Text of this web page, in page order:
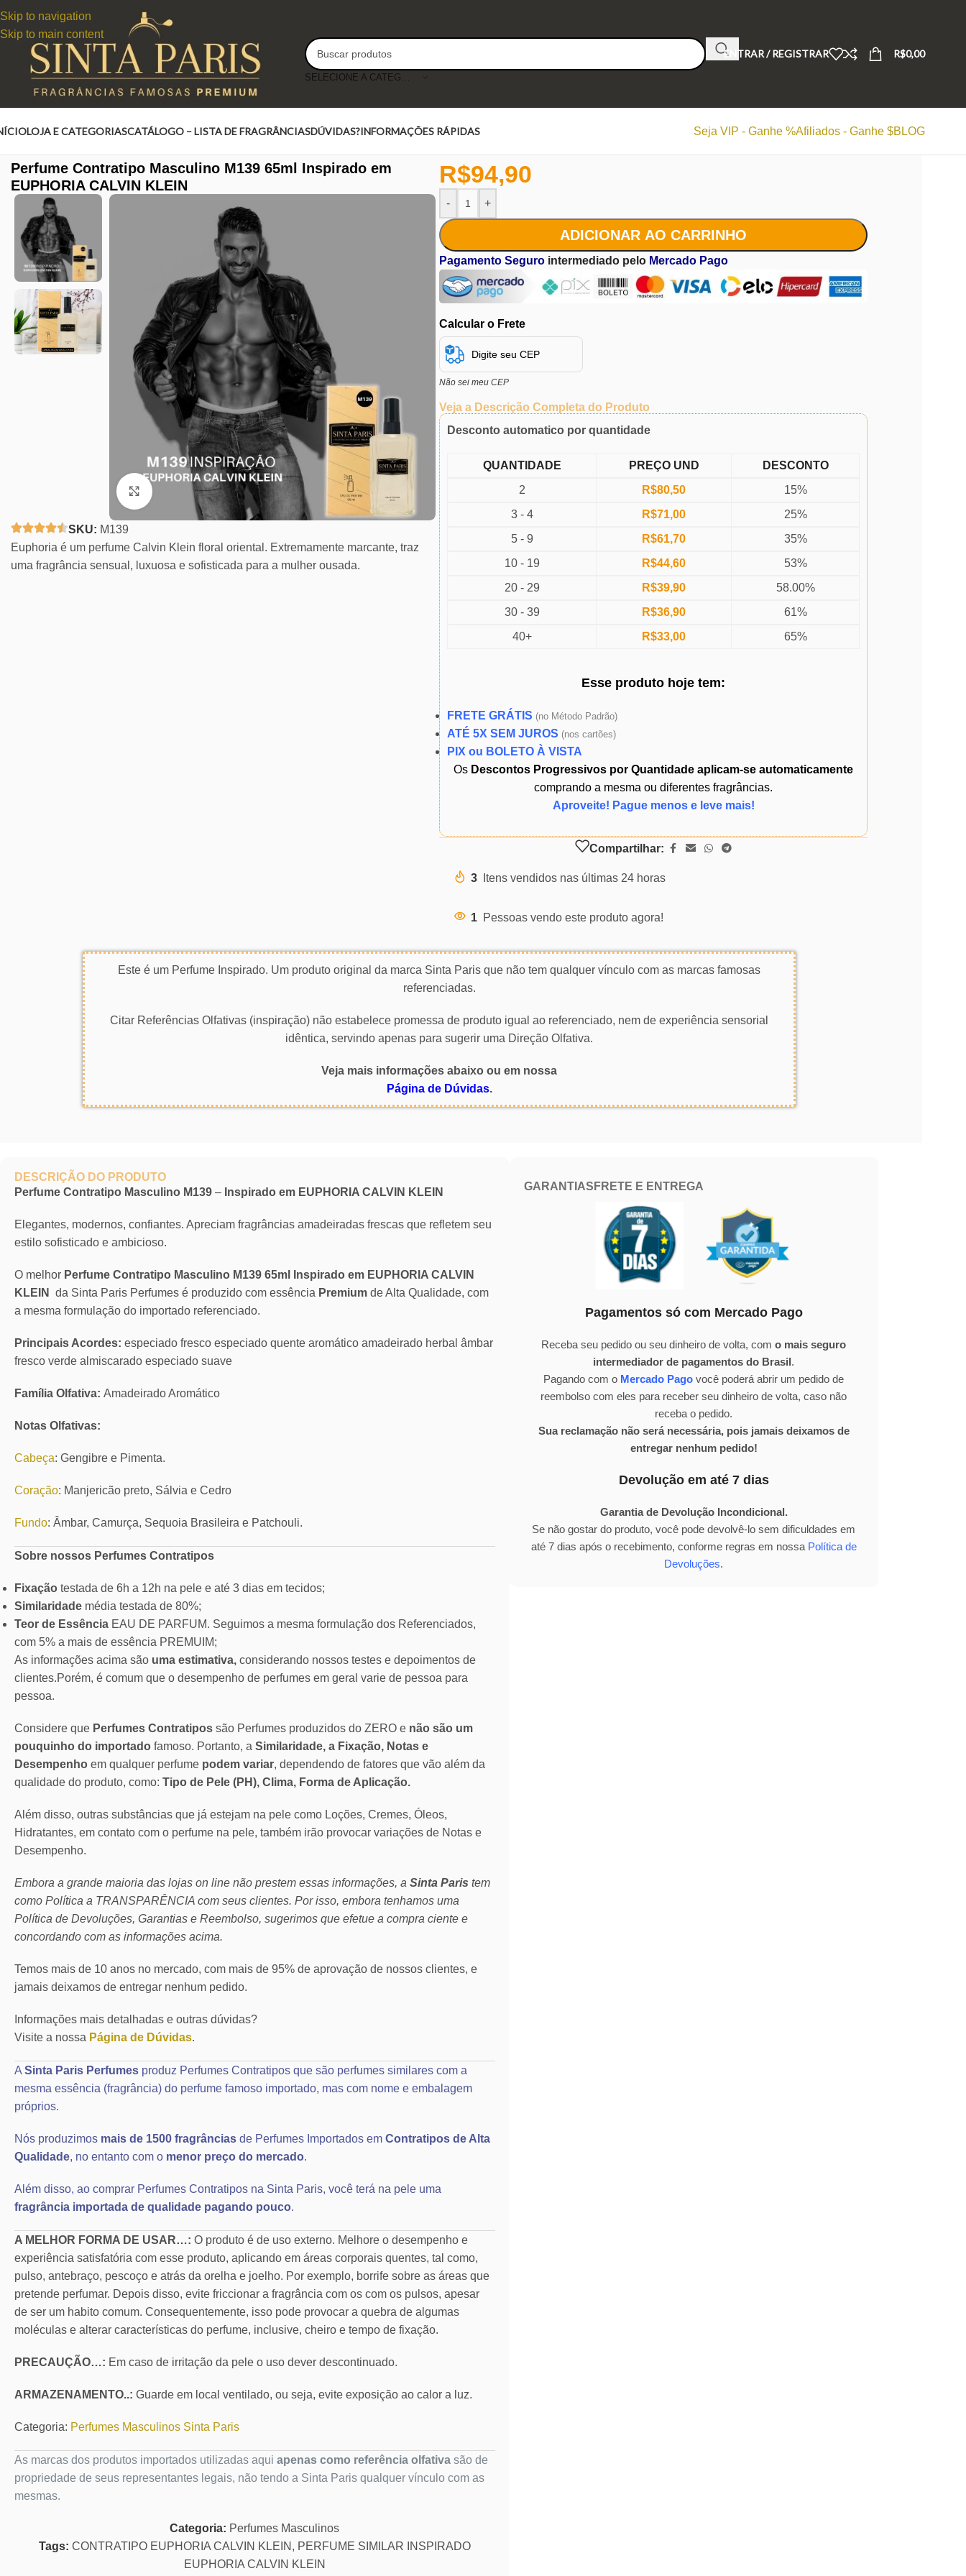
Skip to navigation
Skip to main content
SELECIONE A CATEGORIA
ENTRAR / REGISTRAR R$0,00
LOJA E CATEGORIASCATÁLOGO – LISTA DE FRAGRÂNCIASDÚVIDAS?INFORMAÇÕES RÁPIDAS Seja VIP - Ganhe %Afiliados - Ganhe $BLOG
Perfume Contratipo Masculino M139 65ml Inspirado em
EUPHORIA CALVIN KLEIN
Clique para ampliar
SKU: M139
Euphoria é um perfume Calvin Klein floral oriental. Extremamente marcante, traz
uma fragrância sensual, luxuosa e sofisticada para a mulher ousada.
R$94,90
- +
ADICIONAR AO CARRINHO
Pagamento Seguro intermediado pelo Mercado Pago
Calcular o Frete
Não sei meu CEP
Veja a Descrição Completa do Produto
Desconto automatico por quantidade
QUANTIDADE PREÇO UND
DESCONTO
2
R$80,50
15%
3 - 4
R$71,00
25%
5 - 9
R$61,70
35%
10 - 19
R$44,60
53%
20 - 29
R$39,90
58.00%
30 - 39
R$36,90
61%
40+
R$33,00 65%
Esse produto hoje tem:
FRETE GRÁTIS (no Método Padrão)
ATÉ 5X SEM JUROS (nos cartões)
PIX ou BOLETO À VISTA
Os Descontos Progressivos por Quantidade aplicam-se automaticamente
comprando a mesma ou diferentes fragrâncias.
Aproveite! Pague menos e leve mais!
Compartilhar:
3 Itens vendidos nas últimas 24 horas
1 Pessoas vendo este produto agora!
Este é um Perfume Inspirado. Um produto original da marca Sinta Paris que não tem qualquer vínculo com as marcas famosas
referenciadas.
Citar Referências Olfativas (inspiração) não estabelece promessa de produto igual ao referenciado, nem de experiência sensorial
idêntica, servindo apenas para sugerir uma Direção Olfativa.
Veja mais informações abaixo ou em nossa
Página de Dúvidas.
DESCRIÇÃO DO PRODUTO
Perfume Contratipo Masculino M139 – Inspirado em EUPHORIA CALVIN KLEIN
Elegantes, modernos, confiantes. Apreciam fragrâncias amadeiradas frescas que refletem seu
estilo sofisticado e ambicioso.
O melhor Perfume Contratipo Masculino M139 65ml Inspirado em EUPHORIA CALVIN
KLEIN
da Sinta Paris Perfumes é produzido com essência Premium de Alta Qualidade, com
a mesma formulação do importado referenciado.
Principais Acordes: especiado fresco especiado quente aromático amadeirado herbal âmbar
fresco verde almiscarado especiado suave
Família Olfativa: Amadeirado Aromático
Notas Olfativas:
Cabeça: Gengibre e Pimenta.
Coração: Manjericão preto, Sálvia e Cedro
Fundo: Âmbar, Camurça, Sequoia Brasileira e Patchouli.
Sobre nossos Perfumes Contratipos
Fixação testada de 6h a 12h na pele e até 3 dias em tecidos;
Similaridade média testada de 80%;
Teor de Essência EAU DE PARFUM. Seguimos a mesma formulação dos Referenciados,
com 5% a mais de essência PREMUIM;
As informações acima são uma estimativa, considerando nossos testes e depoimentos de
clientes.Porém, é comum que o desempenho de perfumes em geral varie de pessoa para
pessoa.
Considere que Perfumes Contratipos são Perfumes produzidos do ZERO e não são um
pouquinho do importado famoso. Portanto, a Similaridade, a Fixação, Notas e
Desempenho em qualquer perfume podem variar, dependendo de fatores que vão além da
qualidade do produto, como: Tipo de Pele (PH), Clima, Forma de Aplicação.
Além disso, outras substâncias que já estejam na pele como Loções, Cremes, Óleos,
Hidratantes, em contato com o perfume na pele, também irão provocar variações de Notas e
Desempenho.
Embora a grande maioria das lojas on line não prestem essas informações, a Sinta Paris tem
como Política a TRANSPARÊNCIA com seus clientes. Por isso, embora tenhamos uma
Política de Devoluções, Garantias e Reembolso, sugerimos que efetue a compra ciente e
concordando com as informações acima.
Temos mais de 10 anos no mercado, com mais de 95% de aprovação de nossos clientes, e
jamais deixamos de entregar nenhum pedido.
Informações mais detalhadas e outras dúvidas?
Visite a nossa Página de Dúvidas.
A Sinta Paris Perfumes produz Perfumes Contratipos que são perfumes similares com a
mesma essência (fragrância) do perfume famoso importado, mas com nome e embalagem
próprios.
Nós produzimos mais de 1500 fragrâncias de Perfumes Importados em Contratipos de Alta
Qualidade, no entanto com o menor preço do mercado.
Além disso, ao comprar Perfumes Contratipos na Sinta Paris, você terá na pele uma
fragrância importada de qualidade pagando pouco.
A MELHOR FORMA DE USAR…: O produto é de uso externo. Melhore o desempenho e
experiência satisfatória com esse produto, aplicando em áreas corporais quentes, tal como,
pulso, antebraço, pescoço e atrás da orelha e joelho. Por exemplo, borrife sobre as áreas que
pretende perfumar. Depois disso, evite friccionar a fragrância com os com os pulsos, apesar
de ser um habito comum. Consequentemente, isso pode provocar a quebra de algumas
moléculas e alterar características do perfume, inclusive, cheiro e tempo de fixação.
PRECAUÇÃO…: Em caso de irritação da pele o uso dever descontinuado.
ARMAZENAMENTO..: Guarde em local ventilado, ou seja, evite exposição ao calor a luz.
Categoria: Perfumes Masculinos Sinta Paris
As marcas dos produtos importados utilizadas aqui apenas como referência olfativa são de
propriedade de seus representantes legais, não tendo a Sinta Paris qualquer vínculo com as
mesmas.
Categoria: Perfumes Masculinos
Tags: CONTRATIPO EUPHORIA CALVIN KLEIN , PERFUME SIMILAR INSPIRADO
EUPHORIA CALVIN KLEIN
GARANTIAS FRETE E ENTREGA
Pagamentos só com Mercado Pago
Receba seu pedido ou seu dinheiro de volta, como mais seguro
intermediador de pagamentos do Brasil.
Pagando com o Mercado Pago você poderá abrir um pedido de
reembolso com eles para receber seu dinheiro de volta, caso não
receba o pedido.
Sua reclamação não será necessária, pois jamais deixamos de
entregar nenhum pedido!
Devolução em até 7 dias
Garantia de Devolução Incondicional.
Se não gostar do produto, você pode devolvê-lo sem dificuldades em
até 7 dias após o recebimento, conforme regras em nossa Política de
Devoluções.